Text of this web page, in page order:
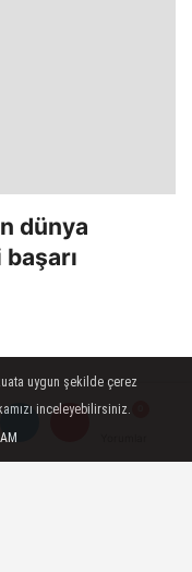
dünya
CHP ile
görüş
uygun şekilde çerez
inceleyebilirsiniz.